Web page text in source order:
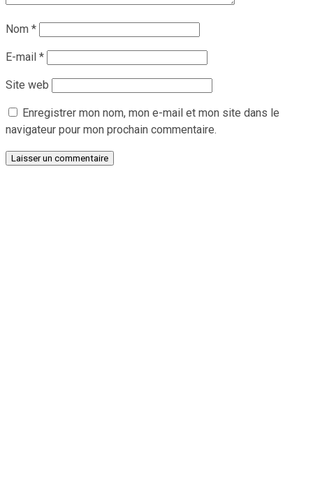
Nom *
E-mail *
Site web
Enregistrer mon nom, mon e-mail et mon site dans le
navigateur pour mon prochain commentaire.